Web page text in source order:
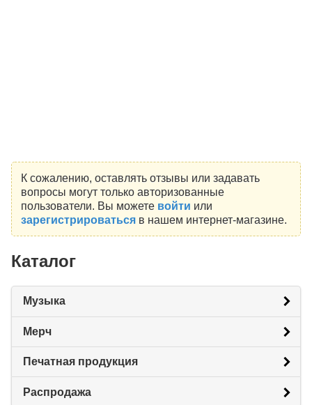
К сожалению, оставлять отзывы или задавать
вопросы могут только авторизованные
пользователи. Вы можете войти или
зарегистрироватьсяв нашем интернет-магазине.
Каталог
Музыка
Мерч
Печатная продукция
Распродажа